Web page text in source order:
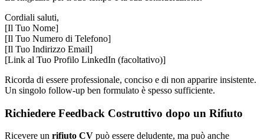
Cordiali saluti,
[Il Tuo Nome]
[Il Tuo Numero di Telefono]
[Il Tuo Indirizzo Email]
[Link al Tuo Profilo LinkedIn (facoltativo)]
Ricorda di essere professionale, conciso e di non apparire insistente.
Un singolo follow-up ben formulato è spesso sufficiente.
Richiedere Feedback Costruttivo dopo un Rifiuto
Ricevere un rifiuto CV può essere deludente, ma può anche